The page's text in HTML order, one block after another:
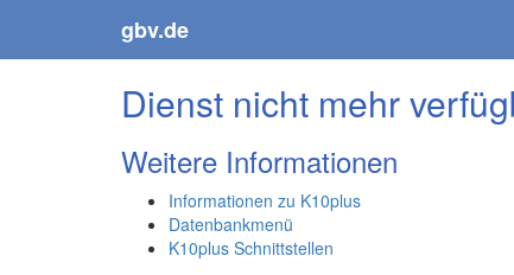
gbv.de
Dienst nicht mehr
Weitere Informationen
Informationen zu K10plus
Datenbankmenü
K10plus Schnittstellen